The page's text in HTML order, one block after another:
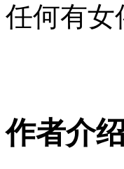
任何有女
作者介